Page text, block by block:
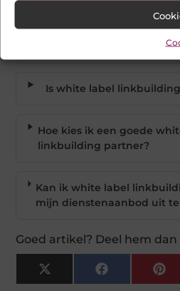
Hoeveel tijd bespaart
Is white label
Hoe kies ik een goede
linkbuilding partner?
Kan ik white label
mijn dienstenaanbod uit
Goed artikel? Deel hem dan
X
(Twitter)
Facebook